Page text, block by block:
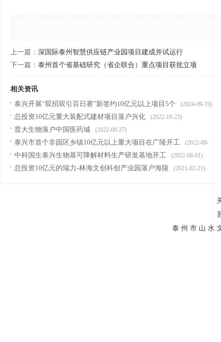
上一篇： 深国际泰州智慧供应链产业园项目建成并试运行
下一篇： 泰州首个省基础研究（省企联合）重点项目获批立项
相关资讯
泰兴开展“双招双引百日赛”新签约10亿元以上项目5个 (2024-09-19)
总投资10亿元重大装配式建材项目落户兴化 (2022-10-23)
普大生物落户中国医药城 (2022-09-27)
泰兴市首个非园区乡镇10亿元以上重大项目在广陵开工 (2022-09-
22)
中科国生泰兴生物基可降解材料生产研发基地开工 (2022-08-01)
总投资10亿元的瑞力-林海文创科创产业园落户海陵 (2021-02-21)
泰 州 市 山 水